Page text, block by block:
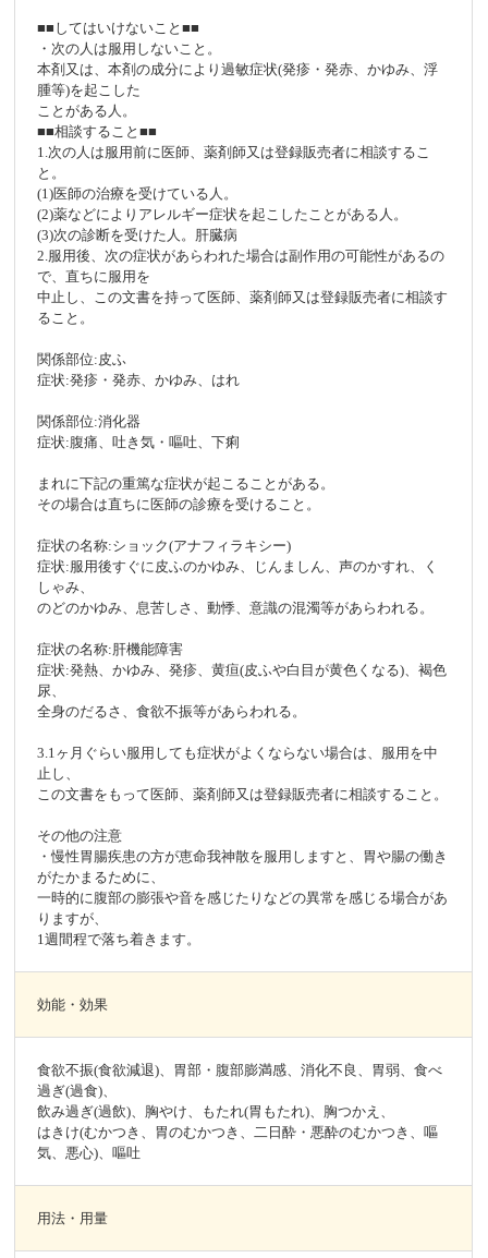
■■してはいけないこと■■
・次の人は服用しないこと。
本剤又は、本剤の成分により過敏症状(発疹・発赤、かゆみ、浮
腫等)を起こした
ことがある人。
■■相談すること■■
1.次の人は服用前に医師、薬剤師又は登録販売者に相談するこ
と。
(1)医師の治療を受けている人。
(2)薬などによりアレルギー症状を起こしたことがある人。
(3)次の診断を受けた人。肝臓病
2.服用後、次の症状があらわれた場合は副作用の可能性があるの
で、直ちに服用を
中止し、この文書を持って医師、薬剤師又は登録販売者に相談す
ること。
関係部位:皮ふ
症状:発疹・発赤、かゆみ、はれ
関係部位:消化器
症状:腹痛、吐き気・嘔吐、下痢
まれに下記の重篤な症状が起こることがある。
その場合は直ちに医師の診療を受けること。
症状の名称:ショック(アナフィラキシー)
症状:服用後すぐに皮ふのかゆみ、じんましん、声のかすれ、く
しゃみ、
のどのかゆみ、息苦しさ、動悸、意識の混濁等があらわれる。
症状の名称:肝機能障害
症状:発熱、かゆみ、発疹、黄疸(皮ふや白目が黄色くなる)、褐色
尿、
全身のだるさ、食欲不振等があらわれる。
3.1ヶ月ぐらい服用しても症状がよくならない場合は、服用を中
止し、
この文書をもって医師、薬剤師又は登録販売者に相談すること。
その他の注意
・慢性胃腸疾患の方が恵命我神散を服用しますと、胃や腸の働き
がたかまるために、
一時的に腹部の膨張や音を感じたりなどの異常を感じる場合があ
りますが、
1週間程で落ち着きます。
効能・効果
食欲不振(食欲減退)、胃部・腹部膨満感、消化不良、胃弱、食べ
過ぎ(過食)、
飲み過ぎ(過飲)、胸やけ、もたれ(胃もたれ)、胸つかえ、
はきけ(むかつき、胃のむかつき、二日酔・悪酔のむかつき、嘔
気、悪心)、嘔吐
用法・用量